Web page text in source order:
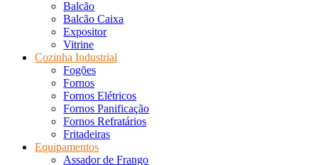
Balcão
Balcão Caixa
Expositor
Vitrine
Cozinha Industrial
Fogões
Fornos
Fornos Elétricos
Fornos Panificação
Fornos Refratários
Fritadeiras
Equipamentos
Assador de Frango